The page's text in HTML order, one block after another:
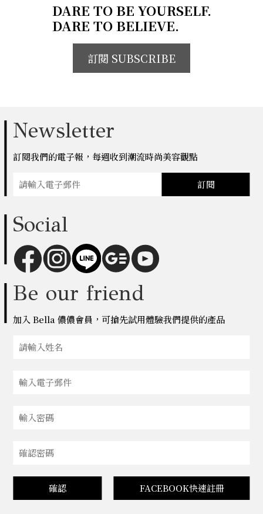
DARE TO BE YOURSELF.
DARE TO BELIEVE.
訂閱 SUBSCRIBE
Newsletter
訂閱我們的電子報，每週收到潮流時尚美容觀點
訂閱
Social
Be our friend
加入 Bella 儂儂會員，可搶先試用體驗我們提供的產品
確認 FACEBOOK快速註冊